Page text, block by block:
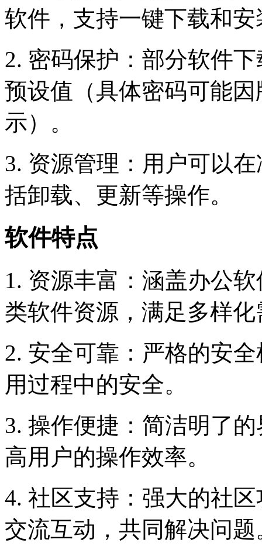
软件，支持一键下载和安
2. 密码保护：部分软件
预设值（具体密码可能
示）。
3. 资源管理：用户可以
括卸载、更新等操作。
软件特点
1. 资源丰富：涵盖办公
类软件资源，满足多样化
2. 安全可靠：严格的安
用过程中的安全。
3. 操作便捷：简洁明了
高用户的操作效率。
4. 社区支持：强大的社
交流互动，共同解决问题